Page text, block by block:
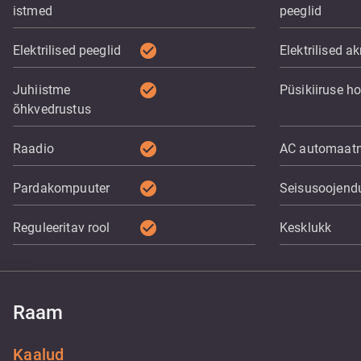
istmed
peeglid
Elektrilised peeglid check_circle Elektrilised
Juhiistme
õhkvedrustus
check_circle Püsikiiruse
Raadio check_circle AC
Pardakompuuter check_circle
Reguleeritav rool check_circle Kesklukk
Raam
Kaalud